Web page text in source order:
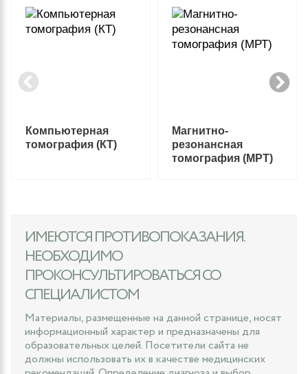
Компьютерная
томография (КТ)
Магнитно-
резонансная
томография (МРТ)
ИМЕЮТСЯ ПРОТИВОПОКАЗАНИЯ.
НЕОБХОДИМО
ПРОКОНСУЛЬТИРОВАТЬСЯ СО
СПЕЦИАЛИСТОМ
Материалы, размещенные на данной странице, носят
информационный характер и предназначены для
образовательных целей. Посетители сайта не
должны использовать их в качестве медицинских